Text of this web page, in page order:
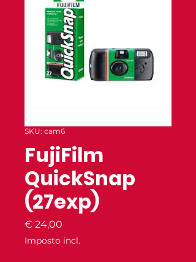
SKU: cam6
FujiFilm
QuickSnap
(27exp)
€ 24,00
Imposto incl.